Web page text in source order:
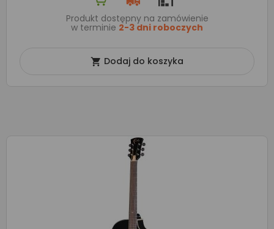
Produkt dostępny na zamówienie
w terminie 2-3 dni roboczych
 Dodaj do koszyka